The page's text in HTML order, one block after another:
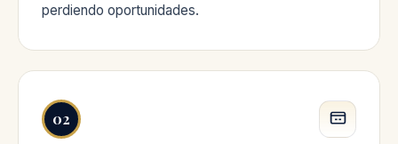
perdiendo oportunidades.
02